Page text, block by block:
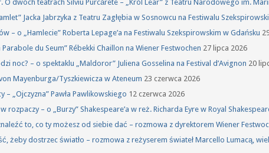
O dwóch teatrach Silviu Purcărete – „Król Lear” z Teatru Narodowego im.
Jacka Jabrzyka z Teatru Zagłębia w Sosnowcu na Festiwalu
– o „Hamlecie” Roberta Lepage’a na Festiwalu Szekspirowskim w Gdańsku
du Seum” Rébekki Chaillon na Wiener Festwochen 27 lipca 2026
noc? – o spektaklu „Maldoror” Juliena Gosselina na Festival d’Avignon 20
Mayenburga/Tyszkiewicza w Ateneum 23 czerwca 2026
– „Ojczyzna” Pawła Pawlikowskiego 12 czerwca 2026
rozpaczy – o „Burzy” Shakespeare’a w reż. Richarda Eyre w Royal
to, co ty możesz od siebie dać – rozmowa z dyrektorem Wiener
żeby dostrzec światło – rozmowa z reżyserem świateł Marcello Lumacą,